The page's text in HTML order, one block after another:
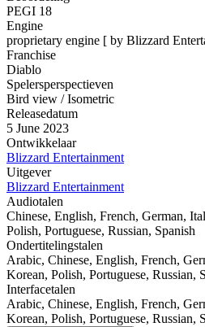
PEGI 18
Engine
proprietary engine [ by Blizzard
Franchise
Diablo
Spelersperspectieven
Bird view / Isometric
Releasedatum
5 June 2023
Ontwikkelaar
Blizzard Entertainment
Uitgever
Blizzard Entertainment
Audiotalen
Chinese, English, French, German,
Polish, Portuguese, Russian, Spanish
Ondertitelingstalen
Arabic, Chinese, English, French,
Korean, Polish, Portuguese, Russian,
Interfacetalen
Arabic, Chinese, English, French,
Korean, Polish, Portuguese, Russian,